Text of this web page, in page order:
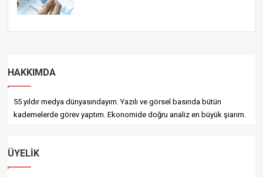
HAKKIMDA
55 yıldır medya dünyasındayım. Yazılı ve görsel basında bütün
kademelerde görev yaptım. Ekonomide doğru analiz en büyük şiarım.
ÜYELIK